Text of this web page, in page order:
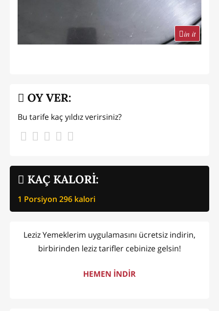
in it
KAÇ KALORİ:
1 Porsiyon 296 kalori
OY VER:
Bu tarife kaç yıldız verirsiniz?
Leziz Yemeklerim uygulamasını ücretsiz indirin,
birbirinden leziz tarifler cebinize gelsin!
HEMEN İNDİR